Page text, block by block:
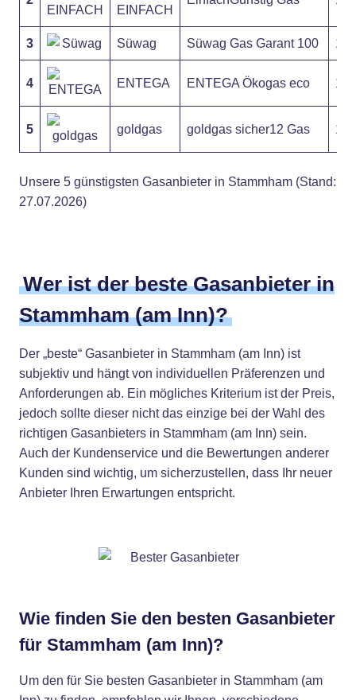
EINFACH
3 Süwag Süwag Gas Garant 100
4 ENTEGA ENTEGA Ökogas eco
5 goldgas goldgas sicher12 Gas
Unsere 5 günstigsten Gasanbieter in Stammham (Stand:
27.07.2026)
Wer ist der beste Gasanbieter in
Stammham (am Inn)?
Der „beste“ Gasanbieter in Stammham (am Inn) ist
subjektiv und hängt von individuellen Präferenzen und
Anforderungen ab. Ein mögliches Kriterium ist der Preis,
jedoch sollte dieser nicht das einzige bei der Wahl des
richtigen Gasanbieters in Stammham (am Inn) sein.
Auch der Kundenservice und die Bewertungen anderer
Kunden sind wichtig, um sicherzustellen, dass Ihr neuer
Anbieter Ihren Erwartungen entspricht.
Wie finden Sie den besten Gasanbieter
für Stammham (am Inn)?
Um den für Sie besten Gasanbieter in Stammham (am